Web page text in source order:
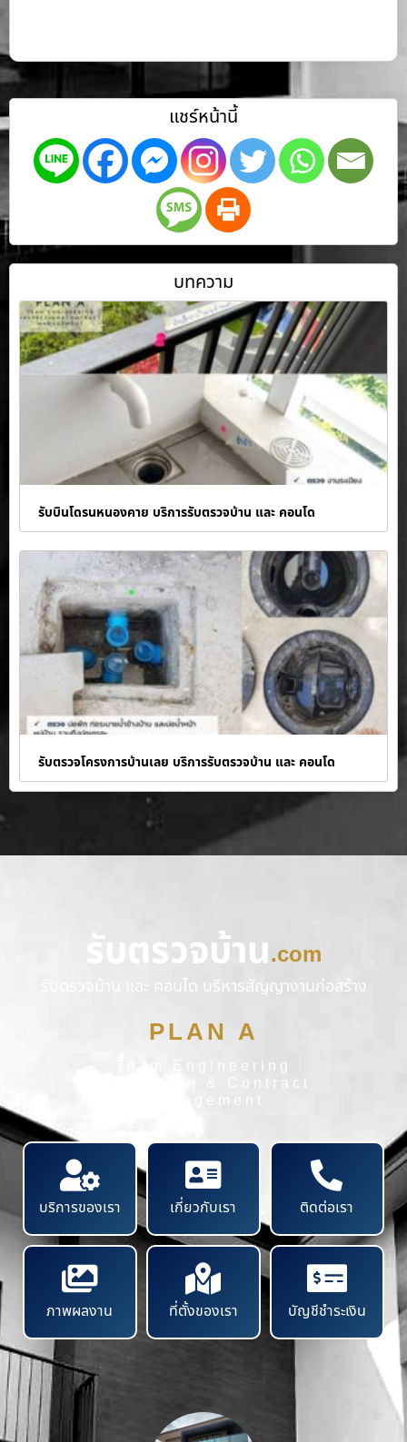
แชร์หน้านี้
บทความ
รับบินโดรนหนองคาย บริการรับตรวจบ้าน และ คอนโด
รับตรวจโครงการบ้านเลย บริการรับตรวจบ้าน และ คอนโด
รับตรวจบ้าน.com
รับตรวจบ้าน และ คอนโด บริหารสัญญางานก่อสร้าง
PLAN A
Team Engineering
Inspection & Contract
Management
บริการของเรา เกี่ยวกับเรา ติดต่อเรา
ภาพผลงาน ที่ตั้งของเรา บัญชีชำระเงิน